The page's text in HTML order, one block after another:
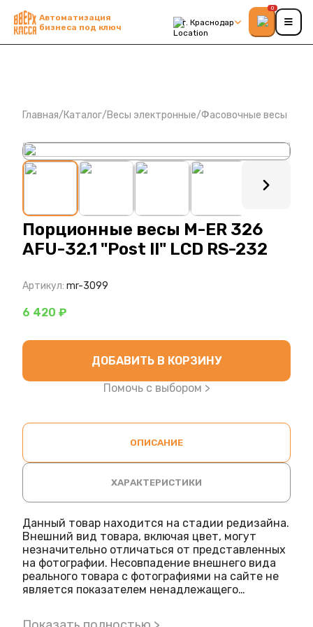
Автоматизация
бизнеса под ключ
г. Краснодар
0
Главная/Каталог/Весы электронные/Фасовочные весы
: ?>
Порционные весы M-ER 326
AFU-32.1 "Post II" LCD RS-232
Артикул: mr-3099
6 420 ₽
ДОБАВИТЬ В КОРЗИНУ
Помочь с выбором >
ОПИСАНИЕ
ХАРАКТЕРИСТИКИ
Данный товар находится на стадии редизайна.
Внешний вид товара, включая цвет, могут
незначительно отличаться от представленных
на фотографии. Несовпадение внешнего вида
реального товара с фотографиями на сайте не
является показателем ненадлежащего